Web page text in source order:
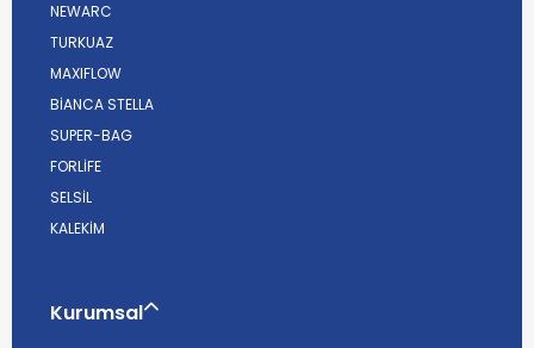
NEWARC
TURKUAZ
MAXIFLOW
BİANCA STELLA
SUPER-BAG
FORLİFE
SELSİL
KALEKİM
Kurumsal